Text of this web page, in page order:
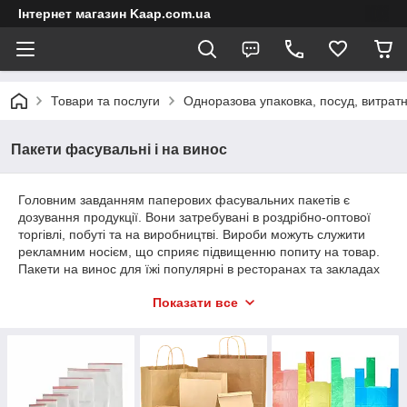
Інтернет магазин Kaap.com.ua
Товари та послуги Одноразова упаковка, посуд,
Пакети фасувальні і на винос
Головним завданням паперових фасувальних пакетів є
дозування продукції. Вони затребувані в роздрібно-оптової
торгівлі, побуті та на виробництві. Вироби можуть служити
рекламним носієм, що сприяє підвищенню попиту на товар.
Пакети на винос для їжі популярні в ресторанах та закладах
скупчується конденсат від теплої їжі, продукція захищена від
сайті представлений широкий асортимент фасувальних
Показати все